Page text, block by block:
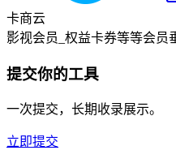
卡商云
影视会员_权益卡券等等会员
提交你的工具
一次提交，长期收录展示。
立即提交